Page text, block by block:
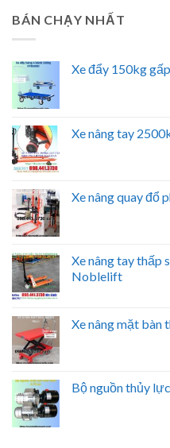
BÁN CHẠY NHẤT
Xe đẩy 150kg
Xe nâng tay
Xe nâng quay đổ
Xe nâng tay thấp
Noblelift
Xe nâng mặt bàn
Bộ nguồn thủy